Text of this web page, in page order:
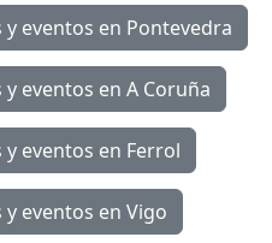
eventos en Pontevedra
eventos en A Coruña
eventos en Ferrol
eventos en Vigo